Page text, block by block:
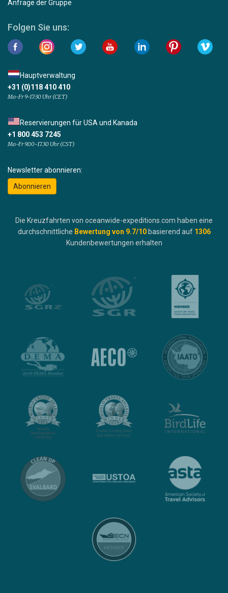
Anfrage der Gruppe
Folgen Sie uns:
Hauptverwaltung
+31 (0)118 410 410
Mo-Fr 9-17:30 Uhr (CET)
Reservierungen für USA und Kanada
+1 800 453 7245
Mo-Fr 9.00-17.30 Uhr (CST)
Newsletter abonnieren:
Abonnieren
Die Kreuzfahrten von oceanwide-expeditions.com haben eine
durchschnittliche Bewertung von 9.7/10 basierend auf 1306
Kundenbewertungen erhalten